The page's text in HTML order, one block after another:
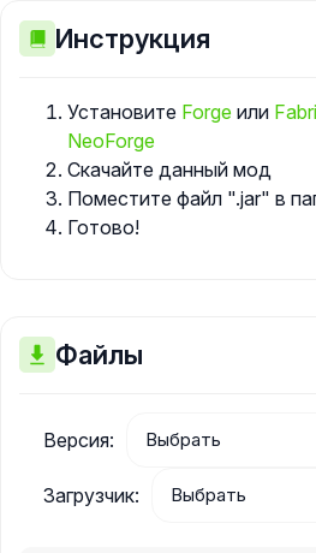
Инструкция
Установите Forge или
NeoForge
Скачайте данный мод
Поместите файл ".jar" в
Готово!
Файлы
Версия:
Загрузчик: